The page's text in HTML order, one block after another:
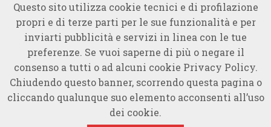
Questo sito utilizza cookie tecnici e di profilazione
propri e di terze parti per le sue funzionalità e per
inviarti pubblicità e servizi in linea con le tue
preferenze. Se vuoi saperne di più o negare il
consenso a tutti o ad alcuni cookie Privacy Policy.
Chiudendo questo banner, scorrendo questa pagina o
cliccando qualunque suo elemento acconsenti all’uso
dei cookie.